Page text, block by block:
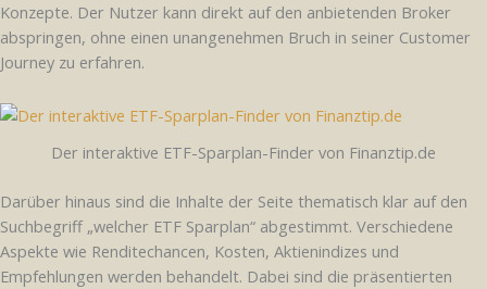
Konzepte. Der Nutzer kann direkt auf den anbietenden Broker
abspringen, ohne einen unangenehmen Bruch in seiner Customer
Journey zu erfahren.
Der interaktive ETF-Sparplan-Finder von Finanztip.de
Darüber hinaus sind die Inhalte der Seite thematisch klar auf den
Suchbegriff „welcher ETF Sparplan“ abgestimmt. Verschiedene
Aspekte wie Renditechancen, Kosten, Aktienindizes und
Empfehlungen werden behandelt. Dabei sind die präsentierten